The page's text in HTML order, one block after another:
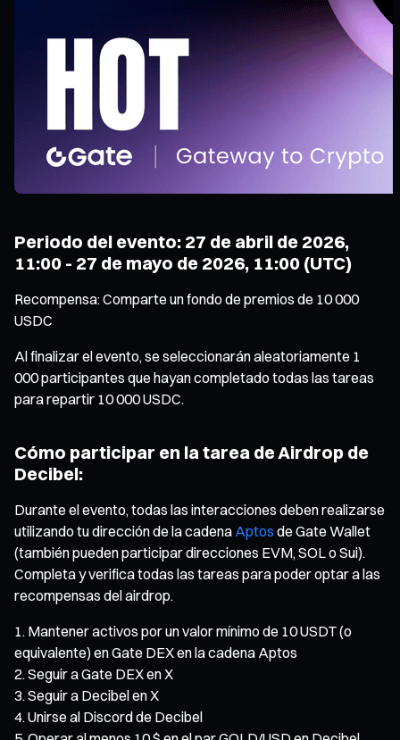
Periodo del evento: 27 de abril de 2026,
11:00 - 27 de mayo de 2026, 11:00 (UTC)
Recompensa: Comparte un fondo de premios de 10 000
USDC
Al finalizar el evento, se seleccionarán aleatoriamente 1
000 participantes que hayan completado todas las tareas
para repartir 10 000 USDC.
Cómo participar en la tarea de Airdrop de
Decibel:
Durante el evento, todas las interacciones deben realizarse
utilizando tu dirección de la cadena Aptos de Gate Wallet
(también pueden participar direcciones EVM, SOL o Sui).
Completa y verifica todas las tareas para poder optar a las
recompensas del airdrop.
Mantener activos por un valor mínimo de 10 USDT (o
equivalente) en Gate DEX en la cadena Aptos
Seguir a Gate DEX en X
Seguir a Decibel en X
Unirse al Discord de Decibel